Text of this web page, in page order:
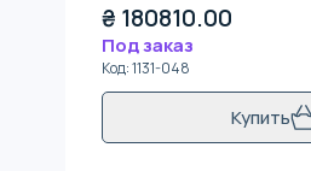
₴ 180810.00
Под заказ
Код:1131-048
Купить